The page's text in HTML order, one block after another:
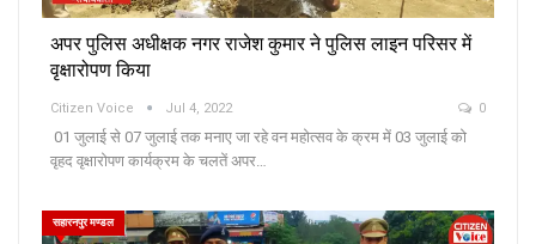
अपर पुलिस अधीक्षक नगर राजेश कुमार ने पुलिस लाइन परिसर में
वृक्षारोपण किया
Citizen Voice Jul 4, 2022 0
01 जुलाई से 07 जुलाई तक मनाए जा रहे वन महोत्सव के क्रम में 03 जुलाई को
वृहद वृक्षारोपण कार्यक्रम के चलतें अपर…
सहारनपुर मण्डल